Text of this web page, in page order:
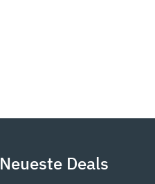
Neueste Deals